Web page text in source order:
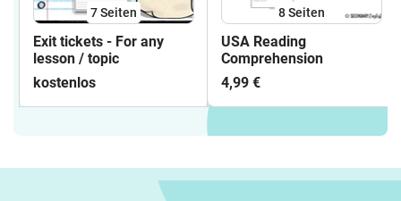
7Seiten
Exit tickets - For any
lesson / topic
kostenlos
8Seiten
USA Reading
Comprehension
4,99 €